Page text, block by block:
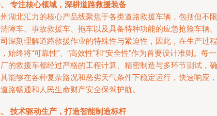
专注核心领域，深耕道路救援装备
湖北汇力的核心产品线聚焦于各类道路救援车辆，包括但不限
障车、事故救援车、拖车以及具备特种功能的应急抢险车辆。
深刻理解道路救援作业的特殊性与紧迫性，因此，在生产过程
始终将“可靠性”、“高效性”和“安全性”作为首要设计准则。每
的救援车都经过严格的工程计算、精密制造与多环节测试，确
能够在各种复杂路况和恶劣天气条件下稳定运行，快速响应，
路畅通和人民生命财产安全保驾护航。
技术驱动生产，打造智能制造标杆